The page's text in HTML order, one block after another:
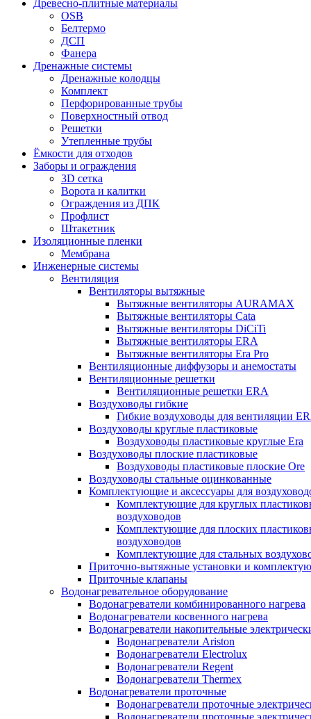
Древесно-плитные материалы
OSB
Белтермо
ДСП
Фанера
Дренажные системы
Дренажные колодцы
Комплект
Перфорированные трубы
Поверхностный отвод
Решетки
Утепленные трубы
Ёмкости для отходов
Заборы и ограждения
3D сетка
Ворота и калитки
Ограждения из ДПК
Профлист
Штакетник
Изоляционные пленки
Мембрана
Инженерные системы
Вентиляция
Вентиляторы вытяжные
Вытяжные вентиляторы AURAMAX
Вытяжные вентиляторы Cata
Вытяжные вентиляторы DiCiTi
Вытяжные вентиляторы ERA
Вытяжные вентиляторы Era Pro
Вентиляционные диффузоры и анемостаты
Вентиляционные решетки
Вентиляционные решетки ERA
Воздуховоды гибкие
Гибкие воздуховоды для вентиляции
Воздуховоды круглые пластиковые
Воздуховоды пластиковые круглые Era
Воздуховоды плоские пластиковые
Воздуховоды пластиковые плоские Ore
Воздуховоды стальные оцинкованные
Комплектующие и аксессуары для
Комплектующие для круглых
воздуховодов
Комплектующие для плоских
воздуховодов
Комплектующие для стальных
Приточно-вытяжные установки и
Приточные клапаны
Водонагревательное оборудование
Водонагреватели комбинированного нагрева
Водонагреватели косвенного нагрева
Водонагреватели накопительные
Водонагреватели Ariston
Водонагреватели Electrolux
Водонагреватели Regent
Водонагреватели Thermex
Водонагреватели проточные
Водонагреватели проточные